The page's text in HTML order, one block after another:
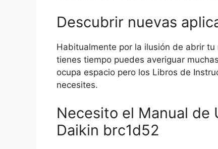
Descubrir nuevas
Habitualmente por la ilusión de abrir
tienes tiempo puedes averiguar
ocupa espacio pero los Libros de
necesites.
Necesito el Manual de
Daikin brc1d52